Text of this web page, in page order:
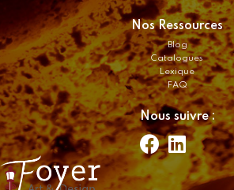
Nos Ressources
Blog
Catalogues
Lexique
FAQ
Nous suivre :